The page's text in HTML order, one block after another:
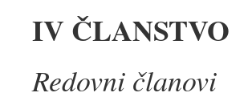
IV ČLANSTVO
Redovni članovi